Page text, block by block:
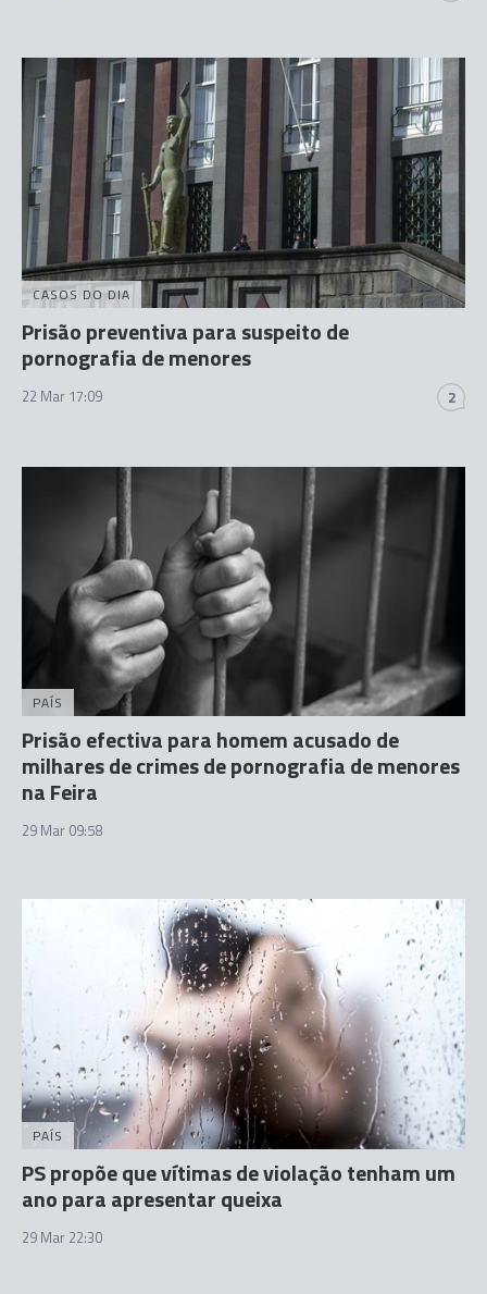
CASOS DO DIA
Prisão preventiva para suspeito de
pornografia de menores
22 Mar 17:09 2
PAÍS
Prisão efectiva para homem acusado de
milhares de crimes de pornografia de menores
na Feira
29 Mar 09:58
PAÍS
PS propõe que vítimas de violação tenham um
ano para apresentar queixa
29 Mar 22:30